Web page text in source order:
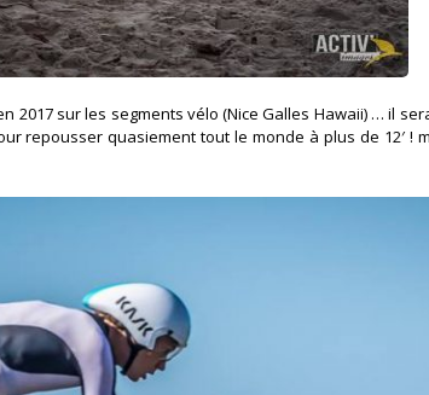
2017 sur les segments vélo (Nice Galles Hawaii) … il
repousser quasiement tout le monde à plus de 12′ !